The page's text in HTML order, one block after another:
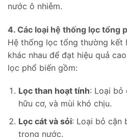
nước ô nhiễm.
4. Các loại hệ thống lọc tổng
Hệ thống lọc tổng thường kết
khác nhau để đạt hiệu quả
lọc phổ biến gồm:
Lọc than hoạt tính: Loại bỏ
hữu cơ, và mùi khó chịu.
Lọc cát và sỏi: Loại bỏ cặn
trong nước.